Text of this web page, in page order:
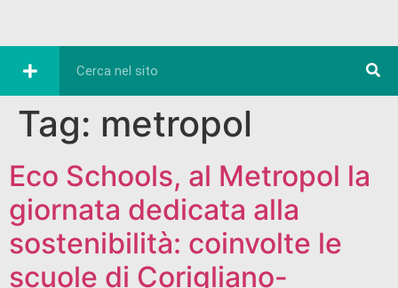
Tag: metropol
Eco Schools, al Metropol la
giornata dedicata alla
sostenibilità: coinvolte le
scuole di Corigliano-